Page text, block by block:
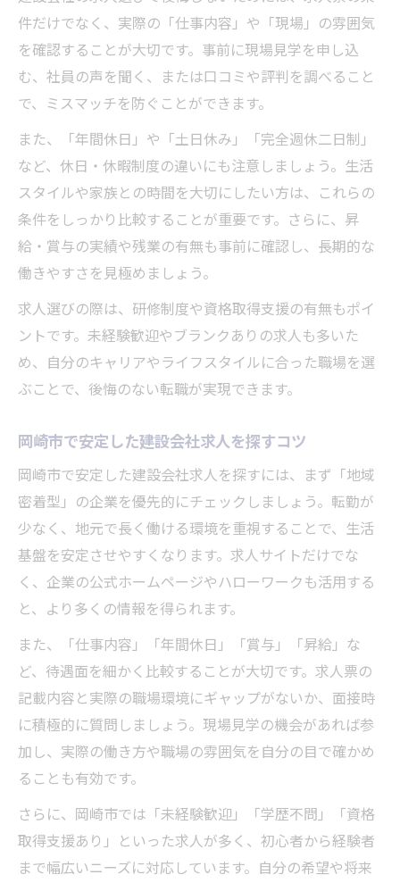
件だけでなく、実際の「仕事内容」や「現場」の雰囲気
を確認することが大切です。事前に現場見学を申し込
む、社員の声を聞く、または口コミや評判を調べること
で、ミスマッチを防ぐことができます。
また、「年間休日」や「土日休み」「完全週休二日制」
など、休日・休暇制度の違いにも注意しましょう。生活
スタイルや家族との時間を大切にしたい方は、これらの
条件をしっかり比較することが重要です。さらに、昇
給・賞与の実績や残業の有無も事前に確認し、長期的な
働きやすさを見極めましょう。
求人選びの際は、研修制度や資格取得支援の有無もポイ
ントです。未経験歓迎やブランクありの求人も多いた
め、自分のキャリアやライフスタイルに合った職場を選
ぶことで、後悔のない転職が実現できます。
岡崎市で安定した建設会社求人を探すコツ
岡崎市で安定した建設会社求人を探すには、まず「地域
密着型」の企業を優先的にチェックしましょう。転勤が
少なく、地元で長く働ける環境を重視することで、生活
基盤を安定させやすくなります。求人サイトだけでな
く、企業の公式ホームページやハローワークも活用する
と、より多くの情報を得られます。
また、「仕事内容」「年間休日」「賞与」「昇給」な
ど、待遇面を細かく比較することが大切です。求人票の
記載内容と実際の職場環境にギャップがないか、面接時
に積極的に質問しましょう。現場見学の機会があれば参
加し、実際の働き方や職場の雰囲気を自分の目で確かめ
ることも有効です。
さらに、岡崎市では「未経験歓迎」「学歴不問」「資格
取得支援あり」といった求人が多く、初心者から経験者
まで幅広いニーズに対応しています。自分の希望や将来